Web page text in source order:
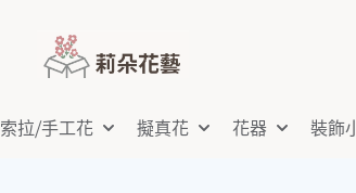
索拉⧸手工花 擬真花 花器 裝飾